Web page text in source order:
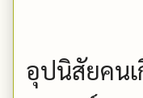
อุปนิสัยคน